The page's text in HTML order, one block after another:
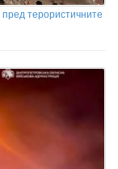
терористичните